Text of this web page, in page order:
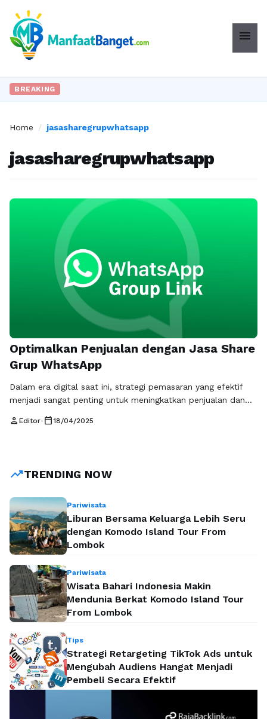
menu
BREAKING
Home / jasasharegrupwhatsapp
jasasharegrupwhatsapp
Optimalkan Penjualan dengan Jasa Share
Grup WhatsApp
Dalam era digital saat ini, strategi pemasaran yang efektif
menjadi sangat penting untuk meningkatkan penjualan dan
sedang populer adalah melalui penggunaan jasa share grup
penjualan. …Baca Selengkapnya
person Editor• calendar_today18/04/2025
trending_upTRENDING NOW
Pariwisata
Liburan Bersama Keluarga Lebih Seru
dengan Komodo Island Tour From
Lombok
Pariwisata
Wisata Bahari Indonesia Makin
Mendunia Berkat Komodo Island Tour
From Lombok
Tips
Strategi Retargeting TikTok Ads untuk
Mengubah Audiens Hangat Menjadi
Pembeli Secara Efektif